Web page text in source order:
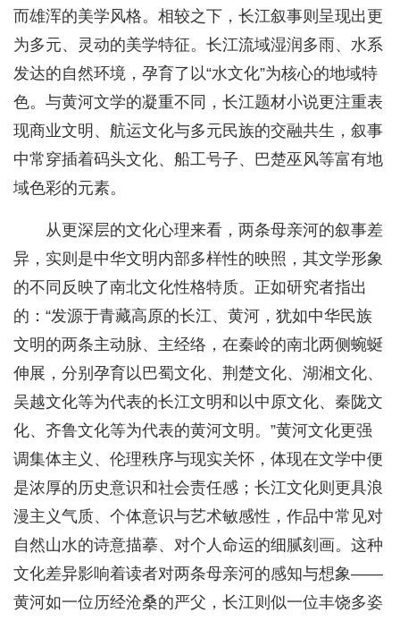
而雄浑的美学风格。相较之下，长江叙事则呈现出更
为多元、灵动的美学特征。长江流域湿润多雨、水系
发达的自然环境，孕育了以“水文化”为核心的地域特
色。与黄河文学的凝重不同，长江题材小说更注重表
现商业文明、航运文化与多元民族的交融共生，叙事
中常穿插着码头文化、船工号子、巴楚巫风等富有地
域色彩的元素。
从更深层的文化心理来看，两条母亲河的叙事差
异，实则是中华文明内部多样性的映照，其文学形象
的不同反映了南北文化性格特质。正如研究者指出
的：“发源于青藏高原的长江、黄河，犹如中华民族
文明的两条主动脉、主经络，在秦岭的南北两侧蜿蜒
伸展，分别孕育以巴蜀文化、荆楚文化、湖湘文化、
吴越文化等为代表的长江文明和以中原文化、秦陇文
化、齐鲁文化等为代表的黄河文明。”黄河文化更强
调集体主义、伦理秩序与现实关怀，体现在文学中便
是浓厚的历史意识和社会责任感；长江文化则更具浪
漫主义气质、个体意识与艺术敏感性，作品中常见对
自然山水的诗意描摹、对个人命运的细腻刻画。这种
文化差异影响着读者对两条母亲河的感知与想象——
黄河如一位历经沧桑的严父，长江则似一位丰饶多姿